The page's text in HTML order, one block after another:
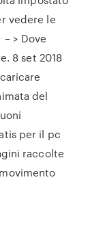
vedere le
> Dove
8 set 2018
del
per il pc
raccolte